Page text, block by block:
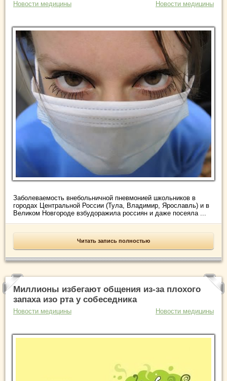
Новости медицины Новости медицины
Заболеваемость внебольничной пневмонией школьников в
городах Центральной России (Тула, Владимир, Ярославль) и в
Великом Новгороде взбудоражила россиян и даже посеяла ...
Читать запись полностью
Миллионы избегают общения из-за плохого
запаха изо рта у собеседника
Новости медицины Новости медицины